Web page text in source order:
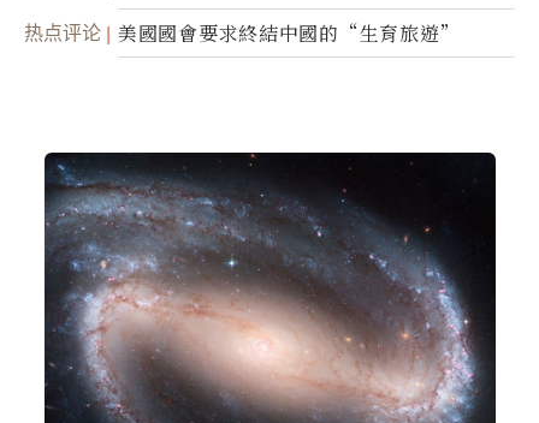
面入侵的可能性
热点评论 美國國會要求終結中國的“生育旅遊”